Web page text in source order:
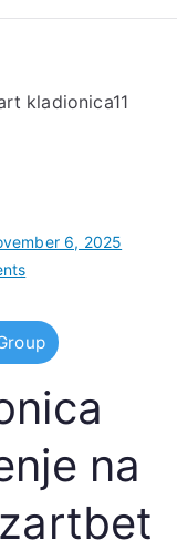
kladionica11
6, 2025
on
kladionica11
na